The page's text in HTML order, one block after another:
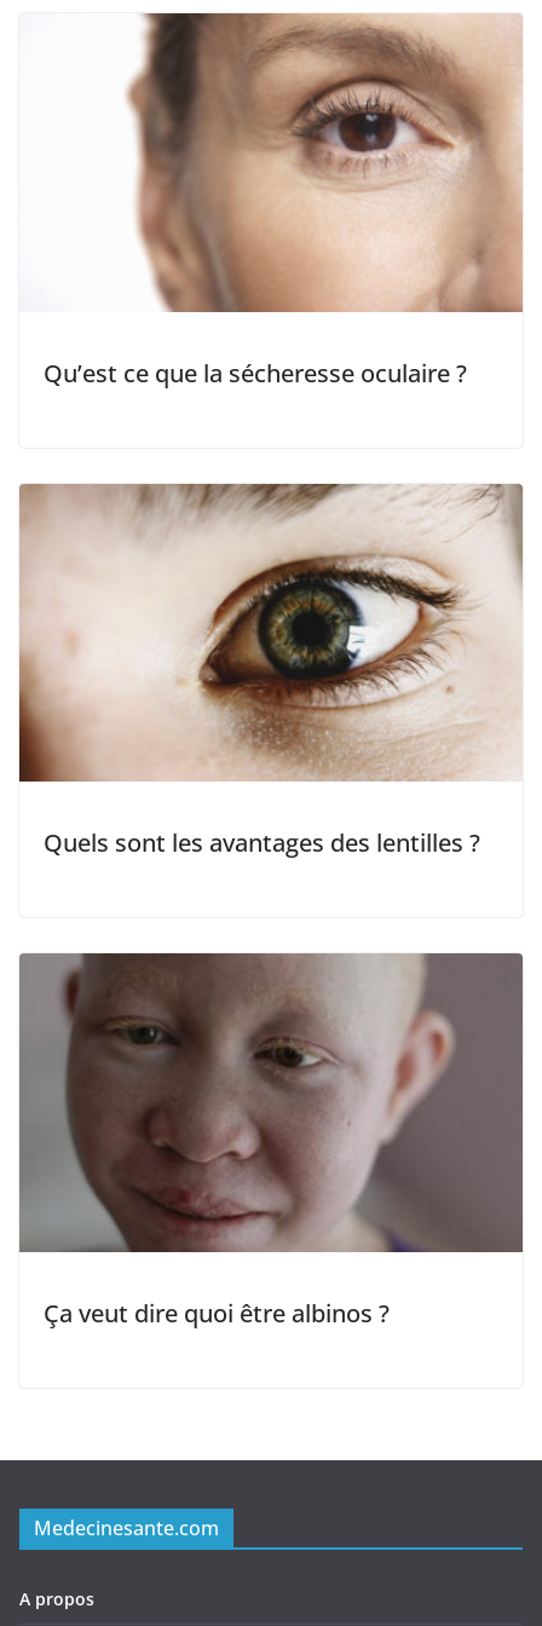
Qu’est ce que la sécheresse oculaire ?
Quels sont les avantages des lentilles ?
Ça veut dire quoi être albinos ?
Medecinesante.com
A propos